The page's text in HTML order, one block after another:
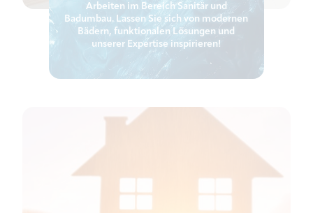
Arbeiten im Bereich Sanitär und
Badumbau. Lassen Sie sich von modernen
Bädern, funktionalen Lösungen und
unserer Expertise inspirieren!